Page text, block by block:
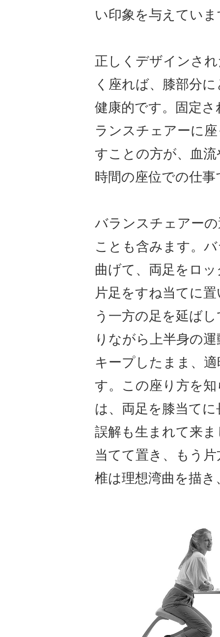
い印象を与えてい
正しくデザインさ
く座れば、膝部分
健康的です。固定
ランスチェアーに
すことの方が、血
時間の座位での仕
バランスチェアー
ことも含みます。
曲げて、両足をロ
片足をすね当てに
う一方の足を延ば
りながら上半身の
キープしたまま、
す。この座り方を
は、両足を膝当て
誤解も生まれて来
当てて置き、もう
椎は理想湾曲を描